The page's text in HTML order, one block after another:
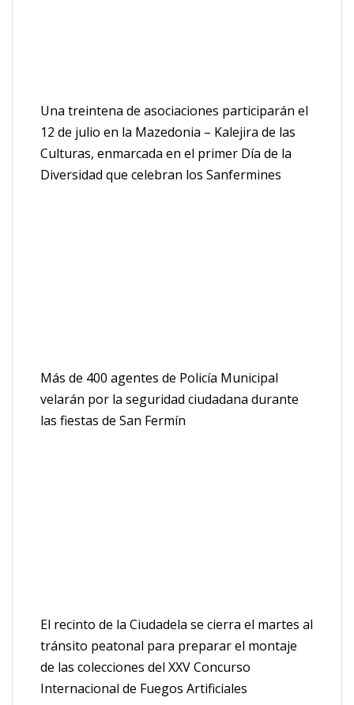
Una treintena de asociaciones participarán el
12 de julio en la Mazedonia – Kalejira de las
Culturas, enmarcada en el primer Día de la
Diversidad que celebran los Sanfermines
Más de 400 agentes de Policía Municipal
velarán por la seguridad ciudadana durante
las fiestas de San Fermín
El recinto de la Ciudadela se cierra el martes al
tránsito peatonal para preparar el montaje
de las colecciones del XXV Concurso
Internacional de Fuegos Artificiales